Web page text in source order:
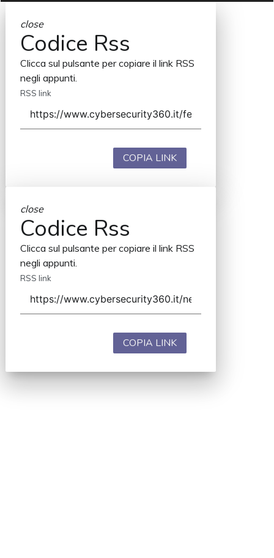
close
Codice Rss
Clicca sul pulsante per copiare il link RSS
negli appunti.
RSS link
COPIA LINK
close
Codice Rss
Clicca sul pulsante per copiare il link RSS
negli appunti.
RSS link
COPIA LINK